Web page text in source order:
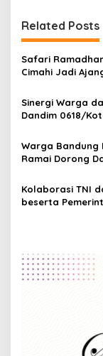
a
v
i
a
i
n
Related Posts
Safari
Cimahi Jadi
Kelurahan
Sinergi Warga
Dandim 0618/
Elemen Bangun
Bandung yang
Warga Bandung
Ramai Dorong
Kolaborasi TNI
beserta